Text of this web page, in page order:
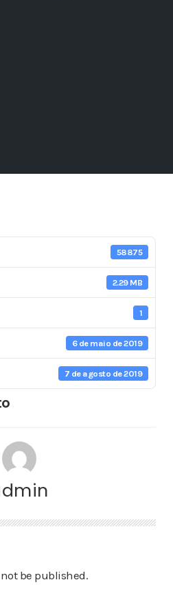
58875
2.29 MB
1
6 de maio de 2019
7 de agosto de 2019
be published.